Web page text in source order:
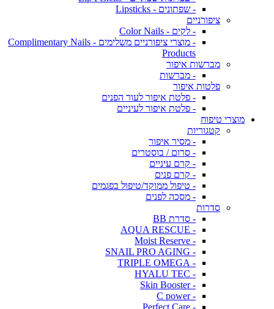
- שפתונים - Lipsticks
ציפורניים
- לקים - Color Nails
- מוצרי ציפורניים משלימים - Complimentary Nails
Products
מברשות איפור
- מברשות
פלטות איפור
- פלטת איפור לעור הפנים
- פלטת איפור לעיניים
מוצרי טיפוח
קטגוריות
- מסיר איפור
- סרום / בוסטרים
- קרם עיניים
- קרם פנים
- טיפול ממוקד/טיפול בפגמים
- מסכה לפנים
סדרות
- סדרת BB
- AQUA RESCUE
- Moist Reserve
- SNAIL PRO AGING
- TRIPLE OMEGA
- HYALU TEC
- Skin Booster
- C power
- Perfect Care